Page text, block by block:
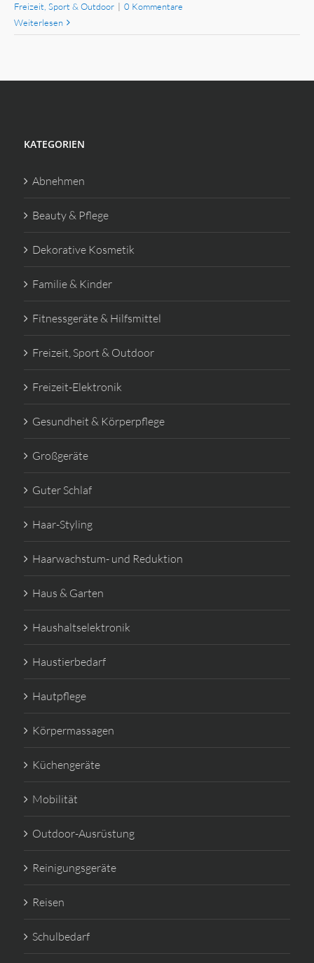
Freizeit, Sport & Outdoor | 0 Kommentare
Weiterlesen
KATEGORIEN
Abnehmen
Beauty & Pflege
Dekorative Kosmetik
Familie & Kinder
Fitnessgeräte & Hilfsmittel
Freizeit, Sport & Outdoor
Freizeit-Elektronik
Gesundheit & Körperpflege
Großgeräte
Guter Schlaf
Haar-Styling
Haarwachstum- und Reduktion
Haus & Garten
Haushaltselektronik
Haustierbedarf
Hautpflege
Körpermassagen
Küchengeräte
Mobilität
Outdoor-Ausrüstung
Reinigungsgeräte
Reisen
Schulbedarf